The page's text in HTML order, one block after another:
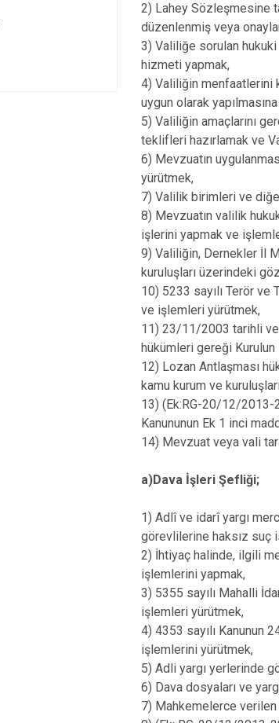
2) Lahey Sözleşmesine
düzenlenmiş veya
3) Valiliğe sorulan
hizmeti yapmak,
4) Valiliğin menfaatlerini
uygun olarak
5) Valiliğin amaçlarını
teklifleri hazırlamak ve
6) Mevzuatın
yürütmek,
7) Valilik birimleri ve
8) Mevzuatın valilik
işlerini yapmak ve
9) Valiliğin, Dernekler İl
kuruluşları üzerindeki
10) 5233 sayılı Terör ve
ve işlemleri yürütmek,
11) 23/11/2003 tarihli ve
hükümleri gereği
12) Lozan Antlaşması
kamu kurum ve
13) (Ek:RG-20/12/2013-
Kanununun Ek 1 inci
14) Mevzuat veya vali
a)Dava İşleri Şefliği;
1) Adlî ve idarî yargı
görevlilerine haksız suç
2) İhtiyaç halinde, ilgili
işlemlerini yapmak,
3) 5355 sayılı Mahalli
işlemleri yürütmek,
4) 4353 sayılı Kanunun
işlemlerini yürütmek,
5) Adli yargı yerlerinde
6) Dava dosyaları ve
7) Mahkemelerce verilen